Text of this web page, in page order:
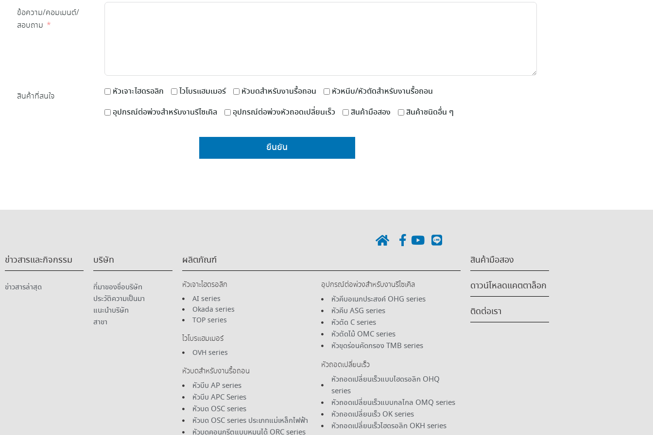
ข้อความ/คอมเมนต์/
สอบถาม
สินค้าที่สนใจ หัวเจาะไฮดรอลิก ไวโบรแฮมเมอร์ หัวบดสำหรับงานรื้อถอน
หัวหนีบ/หัวตัดสำหรับงานรื้อถอน
อุปกรณ์ต่อพ่วงสำหรับงานรีไซเคิล
อุปกรณ์ต่อพ่วงหัวถอดเปลี่ยนเร็ว สินค้ามือสอง สินค้าชนิดอื่น ๆ
ยืนยัน
ข่าวสารและกิจกรรม
ข่าวสารล่าสุด
บริษัท
ที่มาของชื่อบริษัท
ประวัติความเป็นมา
แนะนําบริษัท
สาขา
ผลิตภัณฑ์
หัวเจาะไฮดรอลิก
AI series
Okada series
TOP series
ไวโบรแฮมเมอร์
OVH series
หัวบดสําหรับงานรื้อถอน
หัวบีบ AP series
หัวบีบ APC Series
หัวบด OSC series
หัวบด OSC series ประเภทแม่เหล็กไฟฟ้า
หัวบดคอนกรีตแบบหมุนได้ ORC series
อุปกรณ์ต่อพ่วงสําหรับงานรีไซเคิล
หัวคีบอเนกประสงค์ OHG series
หัวคีบ ASG series
หัวตัด C series
หัวตัดไม้ OMC series
หัวขุดร่อนคัดกรอง TMB series
หัวถอดเปลี่ยนเร็ว
หัวถอดเปลี่ยนเร็วแบบไฮดรอลิก OHQ
series
หัวถอดเปลี่ยนเร็วแบบกลไกล OMQ series
หัวถอดเปลี่ยนเร็ว OK series
หัวถอดเปลี่ยนเร็วไฮดรอลิก OKH series
สินค้ามือสอง
ดาวน์โหลดแคตตาล็อก
ติดต่อเรา